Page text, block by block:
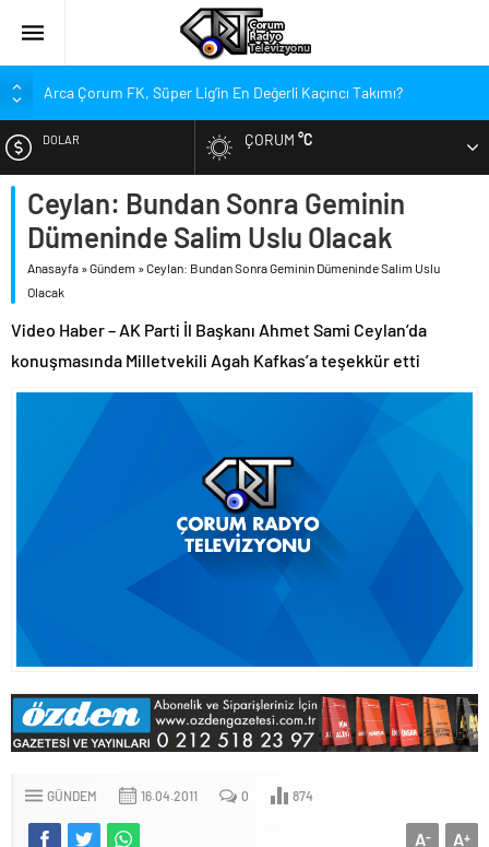
Arca Çorum FK, Süper Lig’in En Değerli Kaçıncı Takımı?
Kırmızı Kanatlar’dan Kadınlara Çağrı
Arca Çorum FK’nin Yeni Sponsorları Kim?
Arca Çorum FK’de İki İsim Gündemde, Bir İsim Ayrılıyor
Tritikale ve Ayçiçeği Tarlalarında Verim Mesaisi
YEDAŞ, Genç Yetenekleri Arıyor
Perakende Sektörüne Nitelikli Eleman Yetiştirilecek
DOLAR
ALTIN
ÇORUM°C
Ceylan: Bundan Sonra Geminin
Dümeninde Salim Uslu Olacak
Anasayfa »Gündem »Ceylan: Bundan Sonra Geminin Dümeninde Salim Uslu
Olacak
Video Haber – AK Parti İl Başkanı Ahmet Sami Ceylan’da
konuşmasında Milletvekili Agah Kafkas’a teşekkür etti
GÜNDEM 16.04.2011 0 874
A+
A-